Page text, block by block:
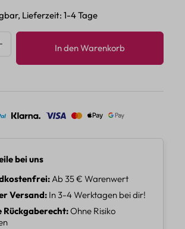
Lieferzeit: 1-4 Tage
Gib den gewünschten
In den Warenkorb
bei uns
Ab 35 € Warenwert
Versand In 3-4 Werktagen bei dir!
Rückgaberecht Ohne Risiko